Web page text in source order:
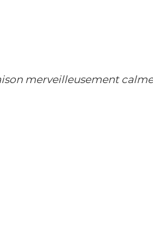
merveilleusement